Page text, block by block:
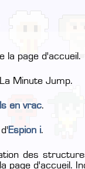
la page d'accueil.
Minute Jump.
en vrac.
Espion i.
des
page d'accueil.